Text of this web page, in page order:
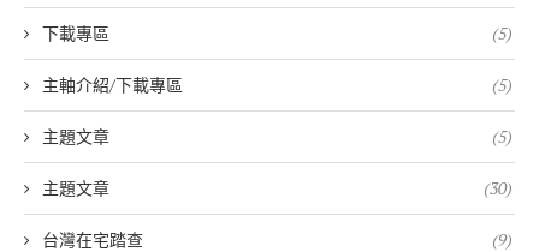
下載專區 (5)
主軸介紹/下載專區 (5)
主題文章 (5)
主題文章 (30)
台灣在宅踏查 (9)